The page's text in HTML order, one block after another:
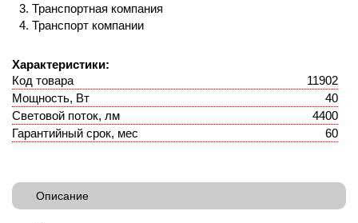
Транспортная компания
Транспорт компании
Характеристики:
Код товара
11902
Мощность, Вт
40
Световой поток, лм
4400
Гарантийный срок, мес
60
Описание